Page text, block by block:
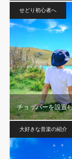
せどり初心者へ
チョッパーを設置
大好きな音楽の紹介